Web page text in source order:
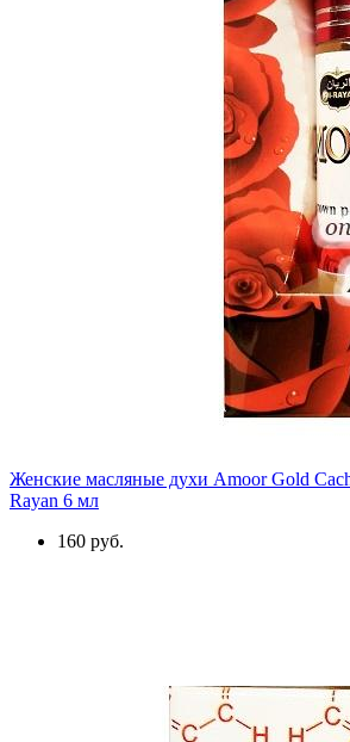
Женские масляные духи Amoor Gold
Rayan 6 мл
160 руб.